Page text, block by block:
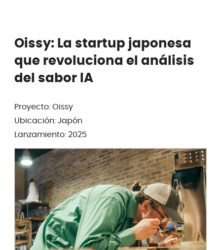
Oissy: La startup japonesa
que revoluciona el análisis
del sabor IA
Proyecto: Oissy
Ubicación: Japón
Lanzamiento: 2025